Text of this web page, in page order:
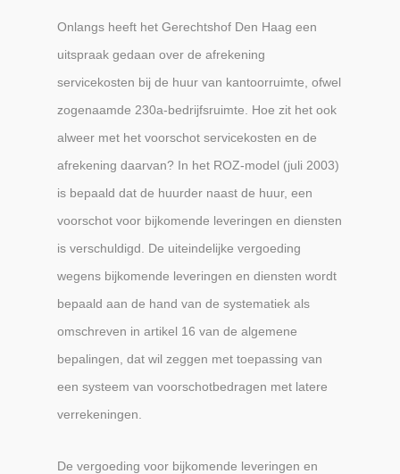
Onlangs heeft het Gerechtshof Den Haag een
uitspraak gedaan over de afrekening
servicekosten bij de huur van kantoorruimte, ofwel
zogenaamde 230a-bedrijfsruimte. Hoe zit het ook
alweer met het voorschot servicekosten en de
afrekening daarvan? In het ROZ-model (juli 2003)
is bepaald dat de huurder naast de huur, een
voorschot voor bijkomende leveringen en diensten
is verschuldigd. De uiteindelijke vergoeding
wegens bijkomende leveringen en diensten wordt
bepaald aan de hand van de systematiek als
omschreven in artikel 16 van de algemene
bepalingen, dat wil zeggen met toepassing van
een systeem van voorschotbedragen met latere
verrekeningen.
De vergoeding voor bijkomende leveringen en